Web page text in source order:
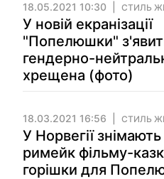
18.05.2021 10:30 СТИЛЬ
У новій екранізації
"Попелюшки"
гендерно-
хрещена (фото)
18.03.2021 16:56 СТИЛЬ
У Норвегії знімають
римейк фільму-
горішки для